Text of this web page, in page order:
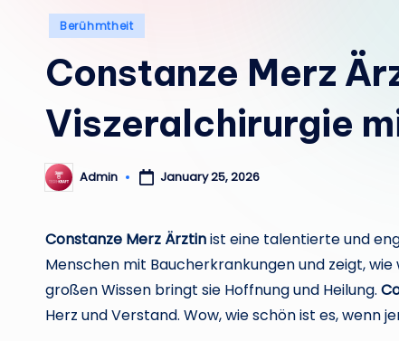
Posted
Berühmtheit
Constanze Merz
Viszeralchirurgie
Posted
by
Admin January 25, 2026
Constanze Merz Ärztinist eine talentierte und
Menschen mit Baucherkrankungen und zeigt,
großen Wissen bringt sie Hoffnung und Heilung.
Herz und Verstand. Wow, wie schön ist es, wenn